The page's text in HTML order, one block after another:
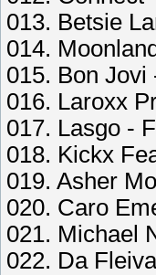
013. Betsie
014.
015. Bon
016. Laroxx
017. Lasgo -
018. Kickx
019. Asher
020. Caro
021. Michael
022. Da